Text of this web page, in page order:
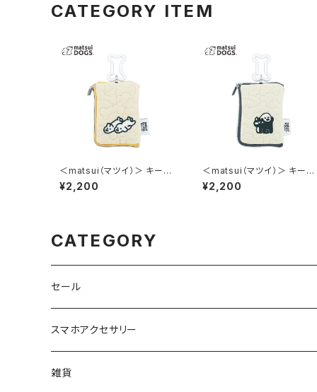
CATEGORY ITEM
＜matsui（マツイ）＞ キーポ
ーチ（リール付き） matsui D
OGS LMA-G005-YE（イエ
¥2,200
＜matsui（マツイ）＞ キーポ
ーチ（リール付き） matsui D
OGS LMA-G005-GY（グレ
¥2,200
CATEGORY
セール
スマホアクセサリー
iPhoneケース
雑貨